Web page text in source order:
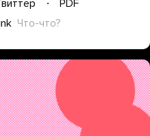
PDF
Что-что?